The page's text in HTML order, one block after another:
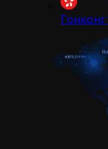
Гонконг